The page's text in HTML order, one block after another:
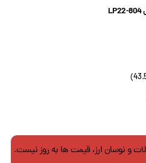
و نوسان ارز، قیمت ها به روز نیست.